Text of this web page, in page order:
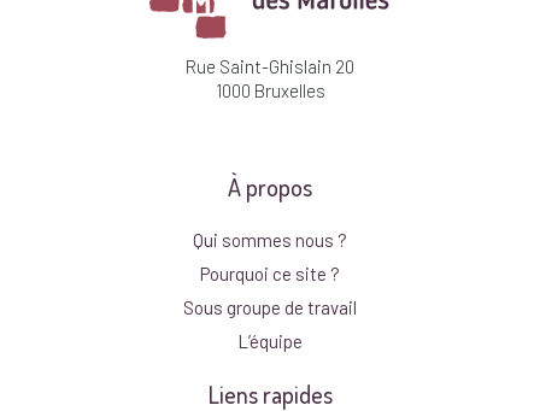
Rue Saint-Ghislain 20
1000 Bruxelles
À propos
Qui sommes nous ?
Pourquoi ce site ?
Sous groupe de travail
L’équipe
Liens rapides